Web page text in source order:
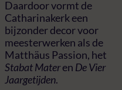
Daardoor vormt de
Catharinakerk een
bijzonder decor voor
meesterwerken als de
Matthäus Passion, het
Stabat Materen De Vier
Jaargetijden.